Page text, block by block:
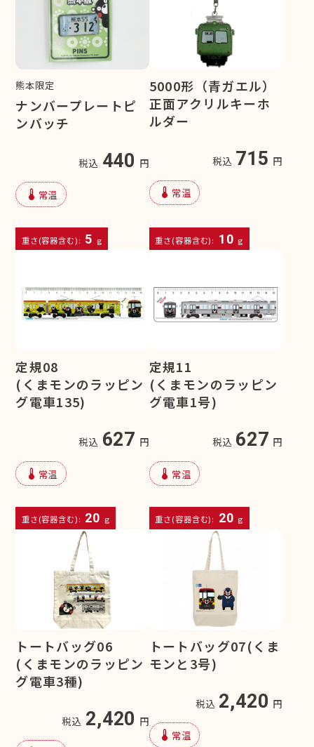
熊本限定
ナンバープレートピ
ンバッチ
税込 440 円
device_thermostat 常温
重さ(容器含む): 5 g
5000形（青ガエル）
正面アクリルキーホ
ルダー
税込 715 円
device_thermostat 常温
重さ(容器含む): 10 g
定規08
(くまモンのラッピン
グ電車135)
税込 627 円
device_thermostat 常温
重さ(容器含む): 20 g
定規11
(くまモンのラッピン
グ電車1号)
税込 627 円
device_thermostat 常温
重さ(容器含む): 20 g
トートバッグ06
(くまモンのラッピン
グ電車3種)
税込 2,420 円
トートバッグ07(くま
モンと3号)
税込 2,420 円
device_thermostat 常温